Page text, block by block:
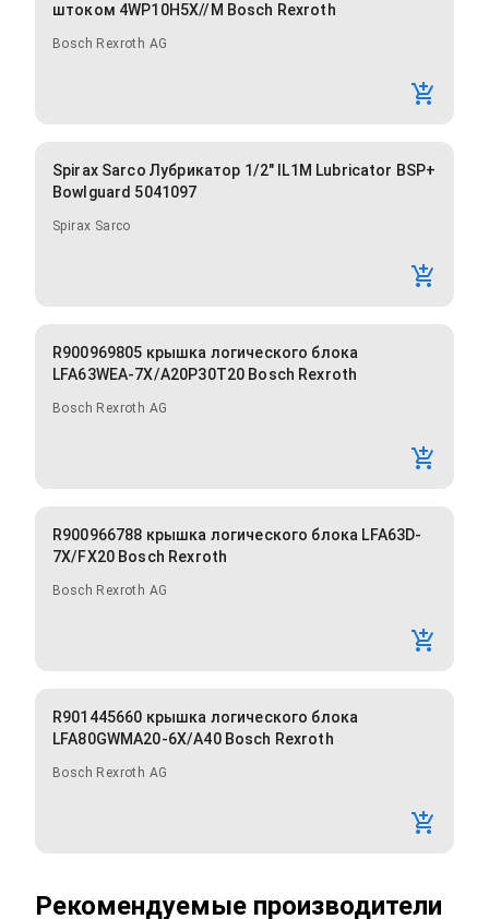
штоком 4WP10H5X//M Bosch Rexroth
Bosch Rexroth AG
Spirax Sarco Лубрикатор 1/2" IL1M Lubricator BSP+
Bowlguard 5041097
Spirax Sarco
R900969805 крышка логического блока
LFA63WEA-7X/A20P30T20 Bosch Rexroth
Bosch Rexroth AG
R900966788 крышка логического блока LFA63D-
7X/FX20 Bosch Rexroth
Bosch Rexroth AG
R901445660 крышка логического блока
LFA80GWMA20-6X/A40 Bosch Rexroth
Bosch Rexroth AG
Рекомендуемые производители